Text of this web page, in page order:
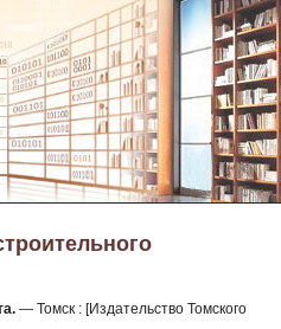
— Томск : [Издательство Томского